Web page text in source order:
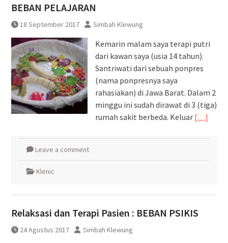
BEBAN PELAJARAN
18 September 2017 Simbah Klewung
Kemarin malam saya terapi putri
dari kawan saya (usia 14 tahun).
Santriwati dari sebuah ponpres
(nama ponpresnya saya
rahasiakan) di Jawa Barat. Dalam 2
minggu ini sudah dirawat di 3 (tiga)
rumah sakit berbeda. Keluar […]
Leave a comment
Klenic
Relaksasi dan Terapi Pasien : BEBAN PSIKIS
24 Agustus 2017 Simbah Klewung